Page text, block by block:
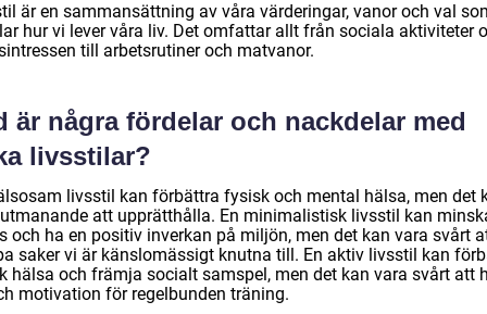
är en sammansättning av våra värderingar, vanor och val
hur vi lever våra liv. Det omfattar allt från sociala aktiviteter
till arbetsrutiner och matvanor.
är några fördelar och nackdelar med
livsstilar?
livsstil kan förbättra fysisk och mental hälsa, men det
att upprätthålla. En minimalistisk livsstil kan
och ha en positiv inverkan på miljön, men det kan vara svårt
saker vi är känslomässigt knutna till. En aktiv livsstil kan
hälsa och främja socialt samspel, men det kan vara svårt att
motivation för regelbunden träning.